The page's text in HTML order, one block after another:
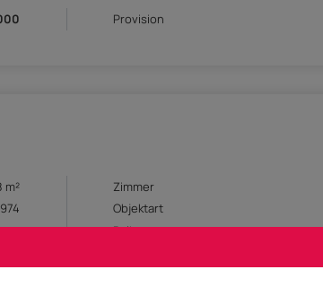
Provision
m² Zimmer
Objektart
Balkon